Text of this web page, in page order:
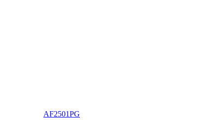
AF2501PG